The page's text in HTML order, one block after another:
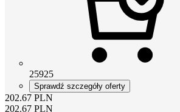
25925
Sprawdź szczegóły oferty
202.67 PLN
202.67 PLN